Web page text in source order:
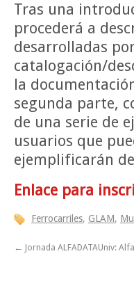
Tras una
procederá a
desarrolladas
catalogación/
la
segunda parte,
de una serie de
usuarios que
ejemplificarán
Enlace para
Ferrocarriles, GLAM,
← Jornada ALFADATAUniv: